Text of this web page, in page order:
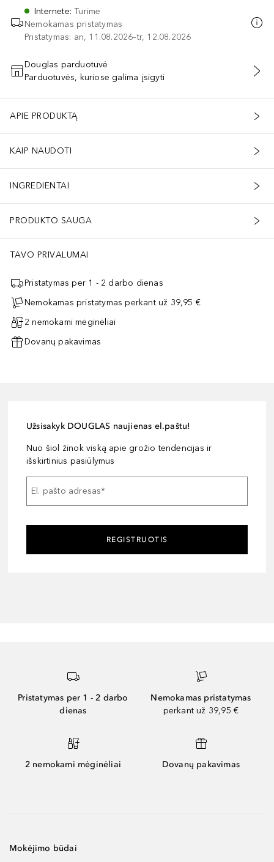
Internete:Turime
Nemokamas pristatymas
Pristatymas: an, 11.08.2026–tr, 12.08.2026
PRIDĖTI Į KREPŠELĮ
Douglas parduotuvė
Parduotuvės, kuriose galima įsigyti
APIE PRODUKTĄ
KAIP NAUDOTI
INGREDIENTAI
PRODUKTO SAUGA
TAVO PRIVALUMAI
Pristatymas per 1 - 2 darbo dienas
Nemokamas pristatymas perkant už 39,95 €
2 nemokami mėginėliai
Dovanų pakavimas
Užsisakyk DOUGLAS naujienas el.paštu!
Nuo šiol žinok viską apie grožio tendencijas ir
išskirtinius pasiūlymus
El. pašto adresas*
REGISTRUOTIS
Pristatymas per 1 - 2 darbo
dienas
Nemokamas pristatymas
perkant už 39,95 €
2 nemokami mėginėliai Dovanų pakavimas
Mokėjimo būdai